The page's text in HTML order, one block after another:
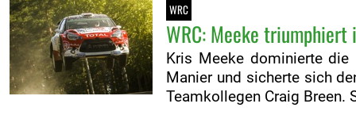
WRC
WRC: Meeke triumphiert
Kris Meeke dominierte die
Manier und sicherte sich
Teamkollegen Craig Breen.